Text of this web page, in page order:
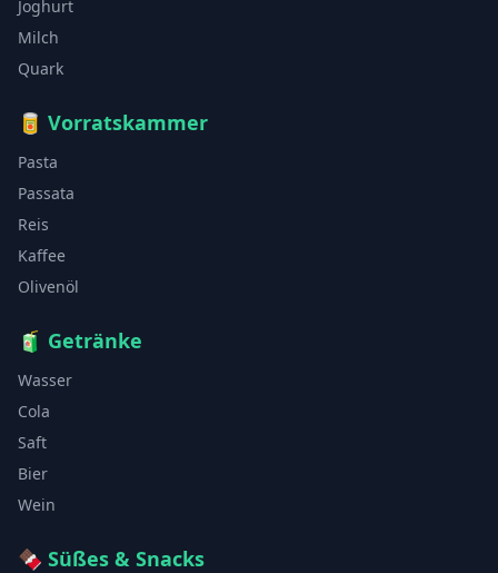
Joghurt
Milch
Quark
🥫 Vorratskammer
Pasta
Passata
Reis
Kaffee
Olivenöl
🧃 Getränke
Wasser
Cola
Saft
Bier
Wein
🍫 Süßes & Snacks